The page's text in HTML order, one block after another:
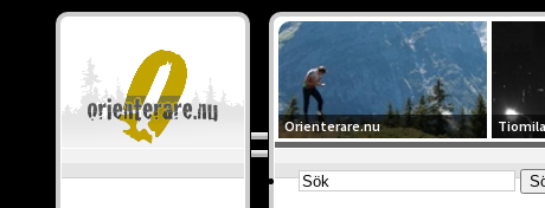
Orienterare.nu Tiomila